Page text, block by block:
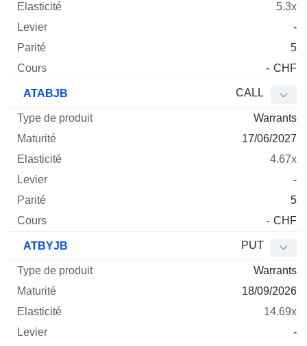
5.3x
-
5
- CHF
ATABJB CALL
Warrants
17/06/2027
4.67x
-
5
- CHF
ATBYJB PUT
Warrants
18/09/2026
14.69x
-